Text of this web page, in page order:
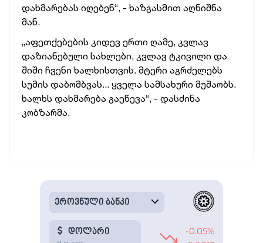
დახმარებას იღებენ“, - ხაზგასმით აღნიშნა
მან.
„აფეთქებების კიდევ ერთი ღამე, კვლავ
დაზიანებული სახლები, კვლავ ტკივილი და
შიში ჩვენი ხალხისთვის. მტერი აგრძელებს
სუმის დაბომბვას... ყველა სამსახური მუშაობს.
ხალხს დახმარება გაეწევა“, - დასძინა
კობზარმა.